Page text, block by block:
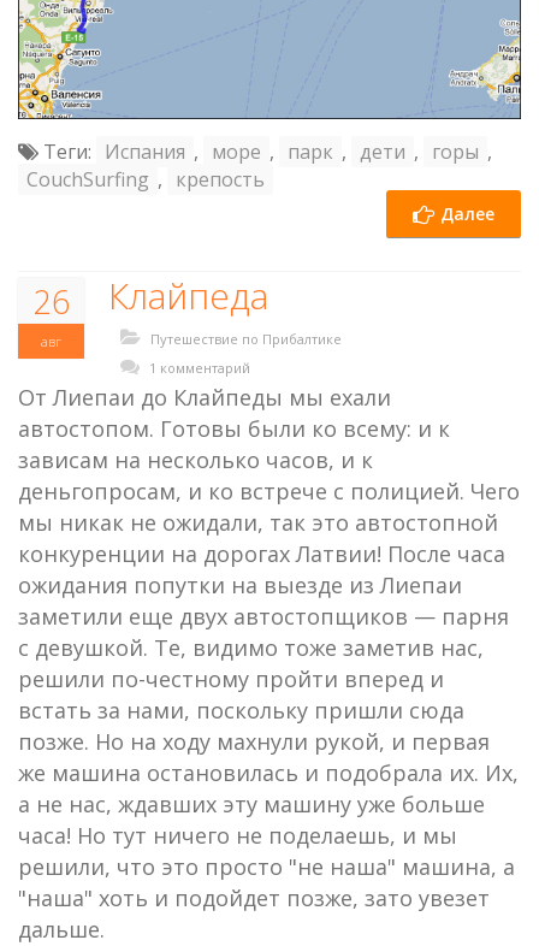
Теги: Испания , море , парк , дети , горы ,
CouchSurfing , крепость
Далее
26
авг
Клайпеда
Путешествие по Прибалтике
1 комментарий
От Лиепаи до Клайпеды мы ехали
автостопом. Готовы были ко всему: и к
зависам на несколько часов, и к
деньгопросам, и ко встрече с полицией. Чего
мы никак не ожидали, так это автостопной
конкуренции на дорогах Латвии! После часа
ожидания попутки на выезде из Лиепаи
заметили еще двух автостопщиков — парня
с девушкой. Те, видимо тоже заметив нас,
решили по-честному пройти вперед и
встать за нами, поскольку пришли сюда
позже. Но на ходу махнули рукой, и первая
же машина остановилась и подобрала их. Их,
а не нас, ждавших эту машину уже больше
часа! Но тут ничего не поделаешь, и мы
решили, что это просто "не наша" машина, а
"наша" хоть и подойдет позже, зато увезет
дальше.